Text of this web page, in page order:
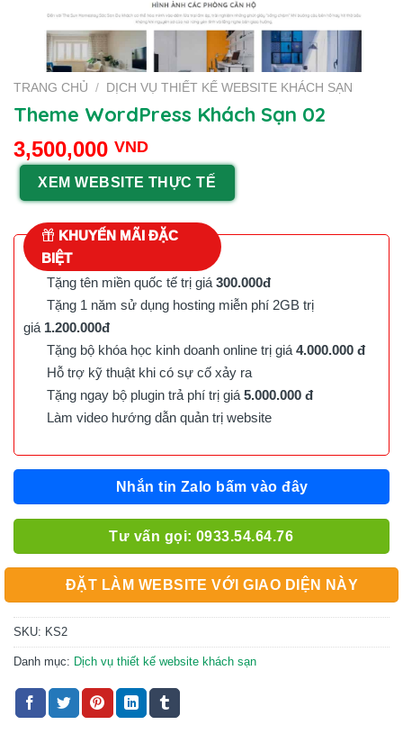
TRANG CHỦ / DỊCH VỤ THIẾT KẾ WEBSITE KHÁCH SẠN
Theme WordPress Khách Sạn 02
3,500,000 VND
XEM WEBSITE THỰC TẾ
KHUYẾN MÃI ĐẶC
BIỆT
Tặng tên miền quốc tế trị giá 300.000đ
Tặng 1 năm sử dụng hosting miễn phí 2GB trị
giá 1.200.000đ
Tặng bộ khóa học kinh doanh online trị giá 4.000.000 đ
Hỗ trợ kỹ thuật khi có sự cố xảy ra
Tặng ngay bộ plugin trả phí trị giá 5.000.000 đ
Làm video hướng dẫn quản trị website
Nhắn tin Zalo bấm vào đây
Tư vấn gọi: 0933.54.64.76
ĐẶT LÀM WEBSITE VỚI GIAO DIỆN NÀY
SKU: KS2
Danh mục: Dịch vụ thiết kế website khách sạn